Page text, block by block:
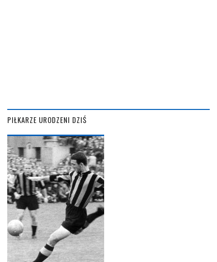
PIŁKARZE URODZENI DZIŚ